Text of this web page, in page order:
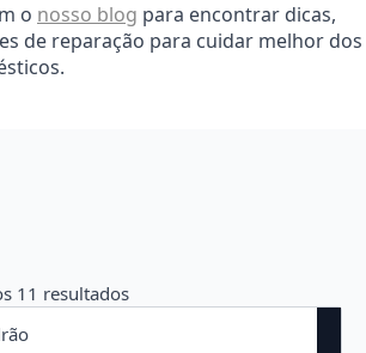
o nosso blog para encontrar dicas,
de reparação para cuidar melhor dos
11 resultados